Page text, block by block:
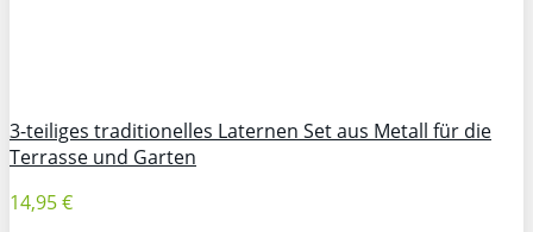
3-teiliges traditionelles Laternen Set aus Metall für die
Terrasse und Garten
14,95 €